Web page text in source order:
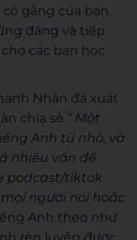
gắng của bạn
đáng và tiếp
các bạn học
Nhân đã xuất
chia sẻ ” Một
Anh từ nhỏ, và
nhiều vấn đề
podcast/tiktok
người nói hoăc
Anh theo như